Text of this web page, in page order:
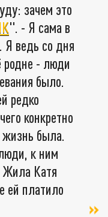
зачем это
". - Я сама в
Я ведь со дня
родне - люди
было.
редко
конкретно
жизнь была.
к ним
Жила Катя
ей платило